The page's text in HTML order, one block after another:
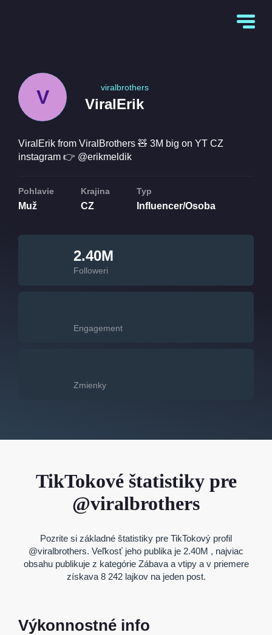
V viralbrothers
ViralErik
ViralErik from ViralBrothers 🧸 3M big on YT CZ
instagram 👉 @erikmeldik
Pohlavie
Muž
Krajina
CZ
Typ
Influencer/Osoba
2.40M
Followeri
Engagement
Zmienky
TikTokové štatistiky pre
@viralbrothers
Pozrite si základné štatistiky pre TikTokový profil
@viralbrothers. Veľkosť jeho publika je 2.40M , najviac
obsahu publikuje z kategórie Zábava a vtipy a v priemere
získava 8 242 lajkov na jeden post.
Výkonnostné info